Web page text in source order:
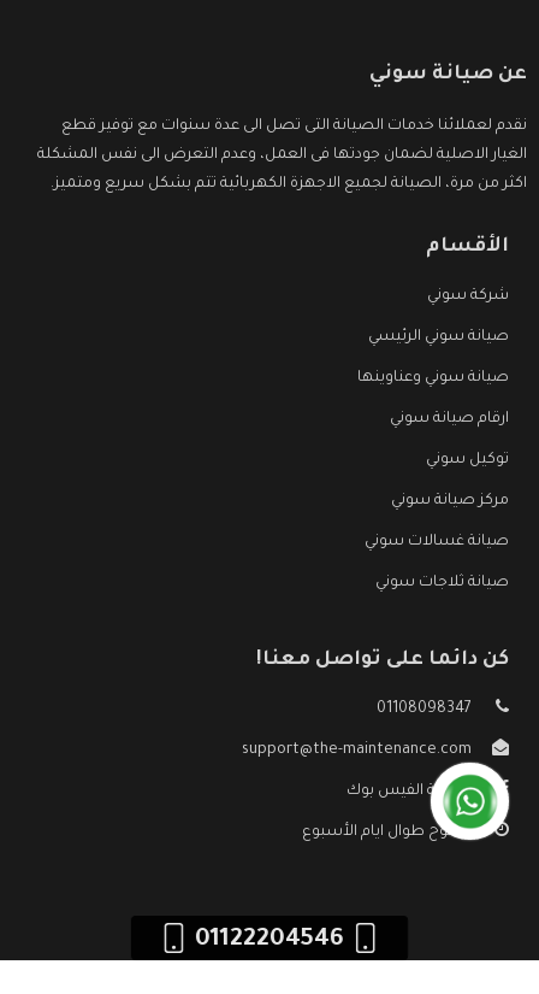
عن صيانة سوني
نقدم لعملائنا خدمات الصيانة التى تصل الى عدة سنوات مع توفير قطع
الغيار الاصلية لضمان جودتها فى العمل، وعدم التعرض الى نفس المشكلة
اكثر من مرة، الصيانة لجميع الاجهزة الكهربائية تتم بشكل سريع ومتميز.
الأقسام
شركة سوني
صيانة سوني الرئيسي
صيانة سوني وعناوينها
ارقام صيانة سوني
توكيل سوني
مركز صيانة سوني
صيانة غسالات سوني
صيانة ثلاجات سوني
كن دائما على تواصل معنا!
01108098347
support@the-maintenance.com
صفحة الفيس بوك
مفتوح طوال ايام الأسبوع
01122204546